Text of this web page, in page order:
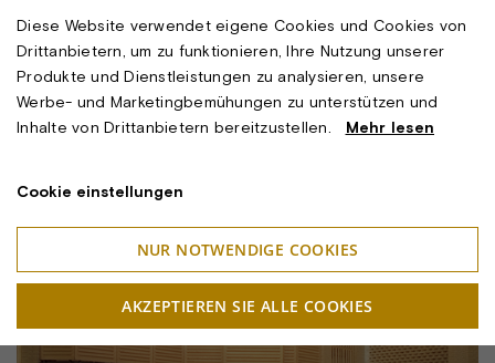
Diese Website verwendet eigene Cookies und Cookies von
Drittanbietern, um zu funktionieren, Ihre Nutzung unserer
Produkte und Dienstleistungen zu analysieren, unsere
Werbe- und Marketingbemühungen zu unterstützen und
Inhalte von Drittanbietern bereitzustellen. Mehr lesen
Cookie einstellungen
NUR NOTWENDIGE COOKIES
AKZEPTIEREN SIE ALLE COOKIES